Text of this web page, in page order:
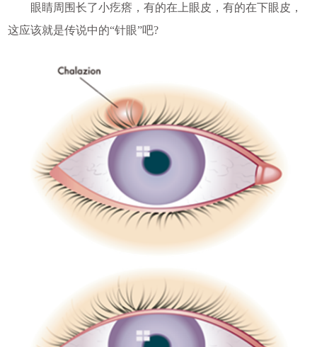
眼睛周围长了小疙瘩，有的在上眼皮，有的在下眼皮，
这应该就是传说中的“针眼”吧?